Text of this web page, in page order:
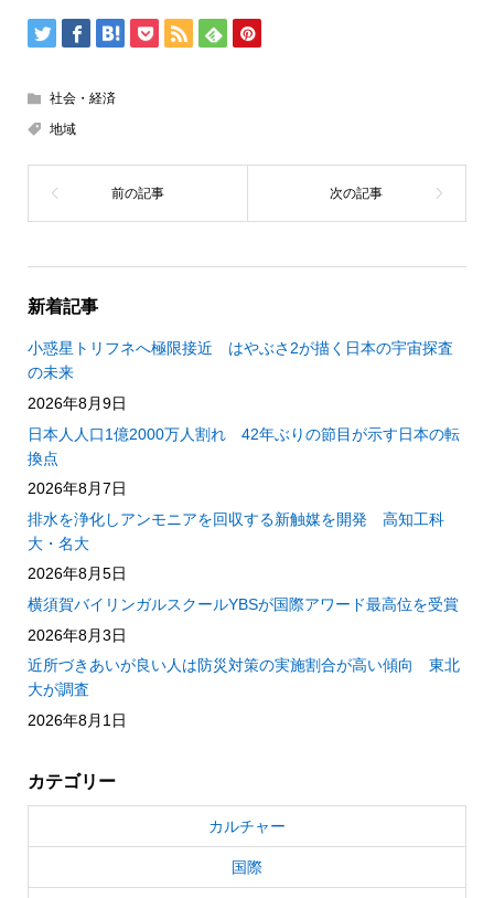
社会・経済
地域
新着記事
小惑星トリフネへ極限接近 はやぶさ2が描く日本の宇宙探査
の未来
2026年8月9日
日本人人口1億2000万人割れ 42年ぶりの節目が示す日本の転
換点
2026年8月7日
排水を浄化しアンモニアを回収する新触媒を開発 高知工科
大・名大
2026年8月5日
横須賀バイリンガルスクールYBSが国際アワード最高位を受賞
2026年8月3日
近所づきあいが良い人は防災対策の実施割合が高い傾向 東北
大が調査
2026年8月1日
カテゴリー
カルチャー
国際